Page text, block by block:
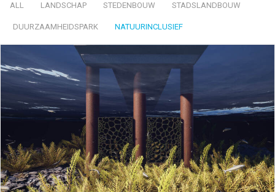
ALL LANDSCHAP STEDENBOUW STADSLANDBOUW
DUURZAAMHEIDSPARK NATUURINCLUSIEF